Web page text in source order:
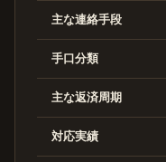
主な連絡手段
手口分類
主な返済周期
対応実績